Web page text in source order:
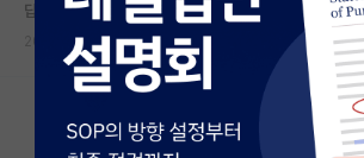
연구실&오픈랩
커뮤니티
커뮤니티 홈
답답한 유클리드
2026.05.07 4 1129